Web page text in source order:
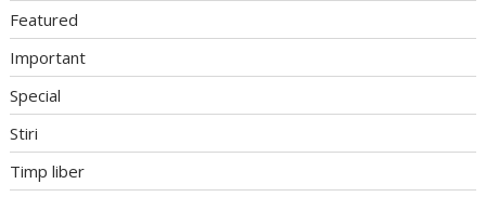
Featured
Important
Special
Stiri
Timp liber